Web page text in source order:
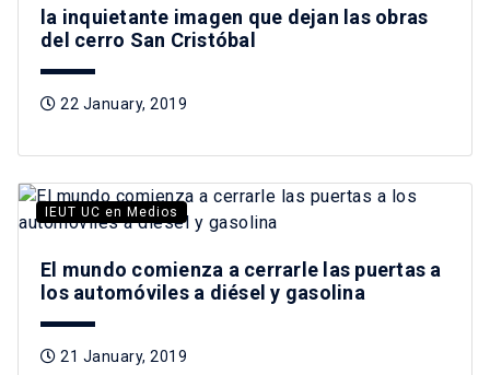
la inquietante imagen que dejan las obras
del cerro San Cristóbal
22 January, 2019
IEUT UC en Medios
El mundo comienza a cerrarle las puertas a
los automóviles a diésel y gasolina
21 January, 2019